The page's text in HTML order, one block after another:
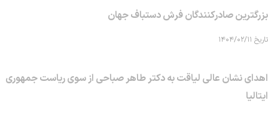
بزرگترین صادرکنندگان فرش دستباف جهان
تاریخ ۱۴۰۴/۰۲/۱۱
اهدای نشان عالی لیاقت به دکتر طاهر صباحی از سوی ریاست جمهوری
ایتالیا